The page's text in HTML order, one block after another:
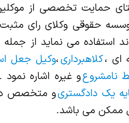
حمایت تخصصی از
حقوقی وکلای رای مثبت
استفاده می نماید از
ای ،کلاهبرداری،وکیل جعل
نامشروعو غیره اشاره
یک دادگستریو متخصص
ممکن می باشد.